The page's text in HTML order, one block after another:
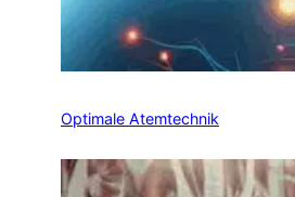
Optimale Atemtechnik